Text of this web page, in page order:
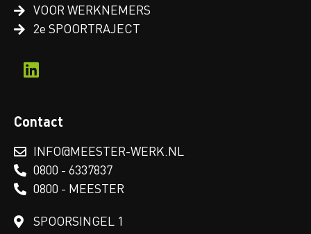
VOOR WERKNEMERS
2e SPOORTRAJECT
Contact
INFO@MEESTER-WERK.NL
0800 - 6337837
0800 - MEESTER
SPOORSINGEL 1